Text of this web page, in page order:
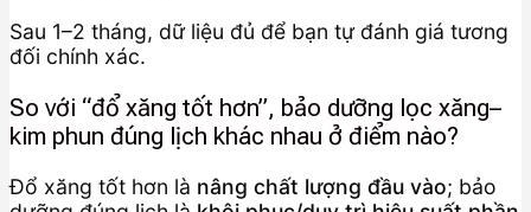
Sau 1–2 tháng, dữ liệu đủ để bạn tự đánh giá tương
đối chính xác.
So với “đổ xăng tốt hơn”, bảo dưỡng lọc xăng–
kim phun đúng lịch khác nhau ở điểm nào?
Đổ xăng tốt hơn là nâng chất lượng đầu vào; bảo